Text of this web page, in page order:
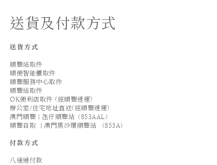
送貨及付款方式
送貨方式
順豐站取件
順便智能櫃取件
順豐服務中心取件
順豐站取件
OK便利店取件 (經順豐速運)
辦公室/住宅地址直送(經順豐速運)
澳門順豐｜氹仔順豐站（853AAL）
順豐自取 ｜澳門黑沙環順豐站 （853A）
付款方式
八達通付款